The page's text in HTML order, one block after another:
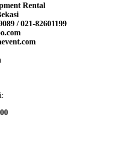
Rental
/ 021-82601199